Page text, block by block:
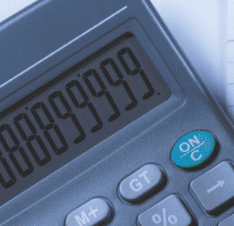
sebagai data yang wajib
diri pada lomba,
dan keperluan penting lainnya.
Tunggal (UKT)
besaran biaya yang harus kamu
mahasiswa di setiap semester.
dibayarkan oleh tiap